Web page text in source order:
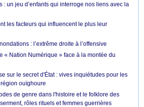
: un jeu d’enfants qui interroge nos liens avec la
les facteurs qui influencent le plus leur
: l’extrême droite à l’offensive
« Nation Numérique » face à la montée du
sur le secret d'État : vives inquiétudes pour les
ouïghoure
de genre dans l'histoire et le folklore des
rôles rituels et femmes guerrières